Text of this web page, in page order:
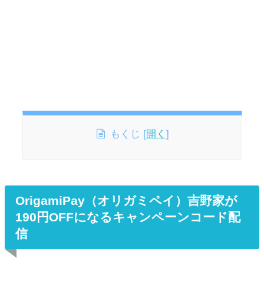
もくじ [開く ]
OrigamiPay（オリガミペイ）吉野家が
190円OFFになるキャンペーンコード配
信